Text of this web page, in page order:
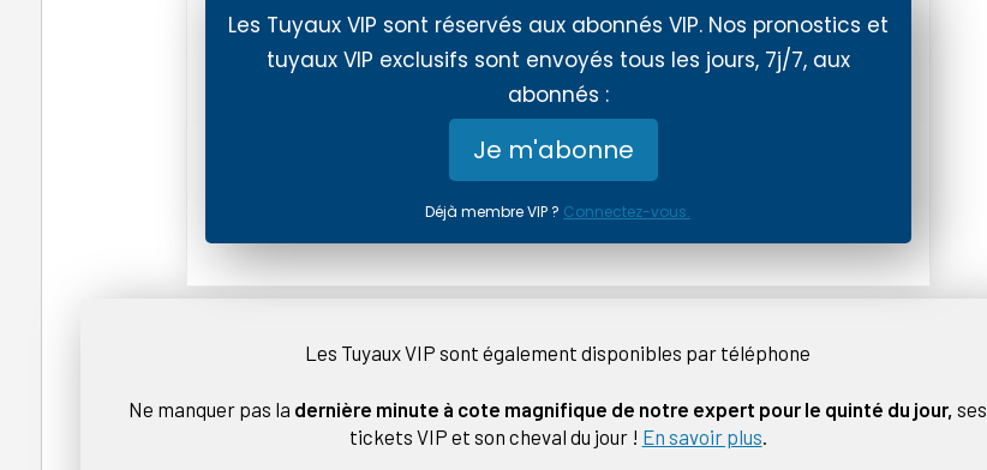
Les Tuyaux VIP sont réservés aux abonnés VIP. Nos pronostics et
tuyaux VIP exclusifs sont envoyés tous les jours, 7j/7, aux
abonnés :
Je m'abonne
Déjà membre VIP ? Connectez-vous.
Les Tuyaux VIP sont également disponibles par téléphone
Ne manquer pas la dernière minute à cote magnifique de notre expert pour le quinté du jour,ses
tickets VIP et son cheval du jour ! En savoir plus.